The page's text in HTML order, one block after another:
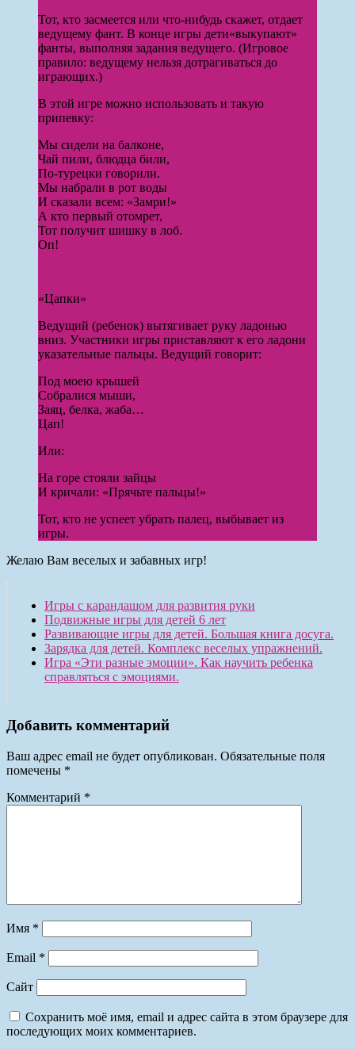
Тот, кто засме­ется или что-нибудь скажет, отдает
ведущему фант. В конце игры дети«выкупают»
фанты, выполняя задания ведущего. (Игровое
правило: ведущему нельзя дотрагиваться до
играющих.)
В этой игре можно использовать и такую
припевку:
Мы сидели на балконе,
Чай пили, блюдца били,
По-турецки говорили.
Мы набрали в рот воды
И сказали всем: «Замри!»
А кто первый отомрет,
Тот получит шишку в лоб.
Оп!
«Цапки»
Ведущий (ребенок) вытягивает руку ладонью
вниз. Участники игры приставляют к его ладони
указательные пальцы. Ведущий говорит:
Под моею крышей
Собралися мыши,
Заяц, белка, жаба…
Цап!
Или:
На горе стояли зайцы
И кричали: «Прячьте пальцы!»
Тот, кто не успеет убрать палец, выбывает из
игры.
Желаю Вам веселых и забавных игр!
Игры с карандашом для развития руки
Подвижные игры для детей 6 лет
Развивающие игры для детей. Большая книга досуга.
Зарядка для детей. Комплекс веселых упражнений.
Игра «Эти разные эмоции». Как научить ребенка
справляться с эмоциями.
Добавить комментарий
Ваш адрес email не будет опубликован. Обязательные поля
помечены *
Комментарий *
Имя *
Email *
Сайт
Сохранить моё имя, email и адрес сайта в этом браузере для
последующих моих комментариев.